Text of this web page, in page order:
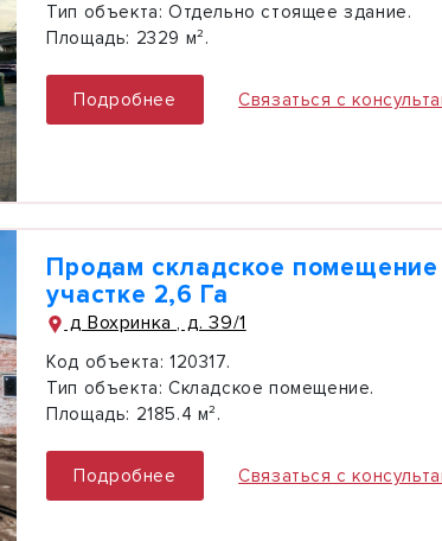
Тип объекта: Отдельно стоящее здание.
Площадь: 2329 м².
Подробнее Связаться с
Продам складское помещение
участке 2,6 Га
д Вохринка , д. 39/1
Код объекта: 120317.
Тип объекта: Складское помещение.
Площадь: 2185.4 м².
Подробнее Связаться с